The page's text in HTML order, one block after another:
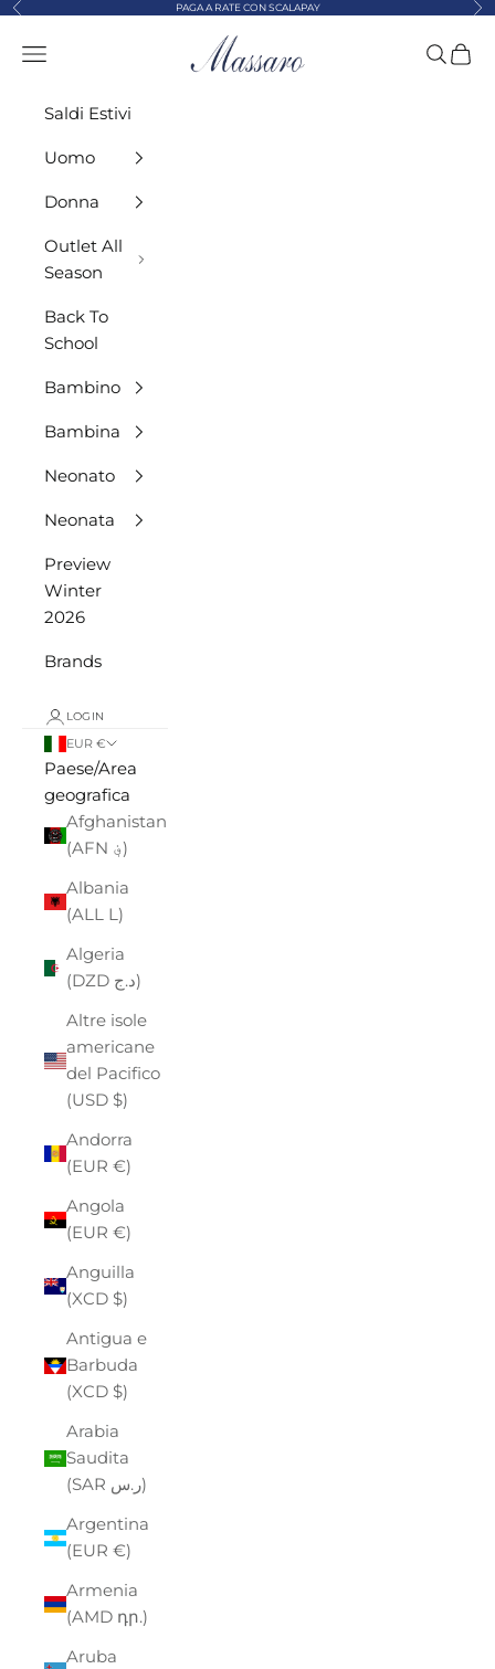
Vai al contenuto
Precedente PAGA A RATE CON SCALAPAY
MASSARO ABBIGLIAMENTO
Menù Cerca
Saldi Estivi
Uomo
Donna
Outlet All
Season
Back To
School
Bambino
Bambina
Neonato
Neonata
Preview
Winter
2026
Brands
LOGIN
EUR €
Paese/Area
geografica
Afghanistan
(AFN ؋)
Albania
(ALL L)
Algeria
(DZD د.ج)
Altre isole
americane
del Pacifico
(USD $)
Andorra
(EUR €)
Angola
(EUR €)
Anguilla
(XCD $)
Antigua e
Barbuda
(XCD $)
Arabia
Saudita
(SAR ر.س)
Argentina
(EUR €)
Armenia
(AMD դր.)
Aruba